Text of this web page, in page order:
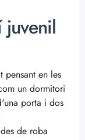
juvenil
pensant en les
un dormitori
porta i dos
de roba